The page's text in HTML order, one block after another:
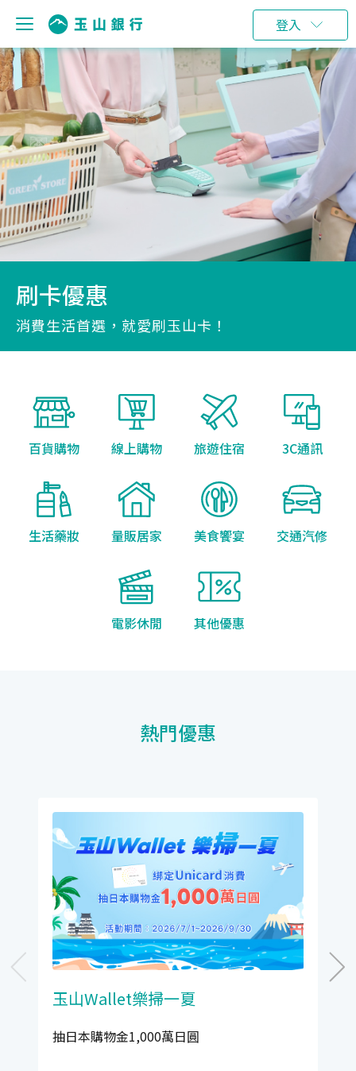
登入
刷卡優惠
消費生活首選，就愛刷玉山卡！
百貨購物 線上購物 旅遊住宿 3C通訊
生活藥妝 量販居家 美食饗宴 交通汽修
電影休閒 其他優惠
熱門優惠
玉山Wallet樂掃一夏
抽日本購物金1,000萬日圓